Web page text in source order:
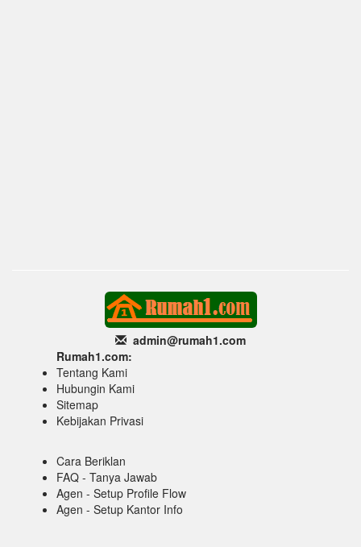
admin@rumah1.com
Rumah1.com:
Tentang Kami
Hubungin Kami
Sitemap
Kebijakan Privasi
Cara Beriklan
FAQ - Tanya Jawab
Agen - Setup Profile Flow
Agen - Setup Kantor Info